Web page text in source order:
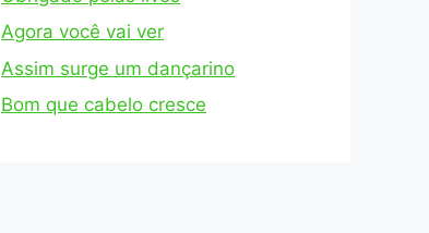
Agora você vai ver
Assim surge um dançarino
Bom que cabelo cresce